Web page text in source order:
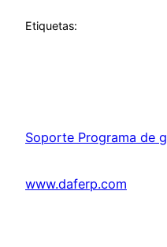
Etiquetas:
Soporte Programa de
www.daferp.com